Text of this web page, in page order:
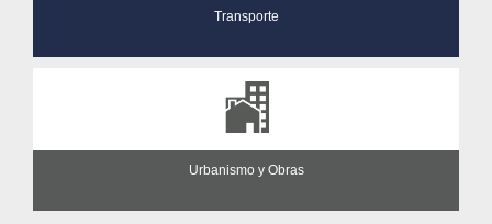
Transporte
Urbanismo y Obras